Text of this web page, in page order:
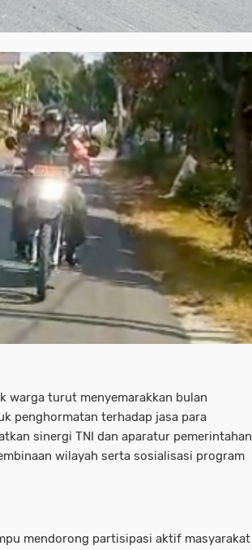
warga turut menyemarakkan bulan
penghormatan terhadap jasa para
sinergi TNI dan aparatur pemerintahan
wilayah serta sosialisasi program
mendorong partisipasi aktif masyarakat